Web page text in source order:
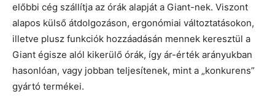
előbbi cég szállítja az órák alapját a Giant-nek. Viszont
alapos külső átdolgozáson, ergonómiai változtatásokon,
illetve plusz funkciók hozzáadásán mennek keresztül a
Giant égisze alól kikerülő órák, így ár-érték arányukban
hasonlóan, vagy jobban teljesítenek, mint a „konkurens”
gyártó termékei.